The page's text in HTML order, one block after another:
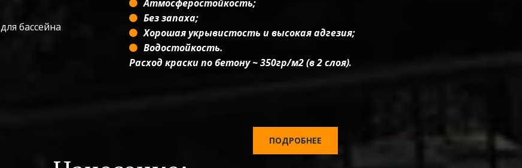
для бассейна
Атмосферостойкость;
Без запаха;
Хорошая укрывистость и высокая адгезия;
Водостойкость.
Расход краски по бетону ~ 350гр/м2 (в 2 слоя).
ПОДРОБНЕЕ